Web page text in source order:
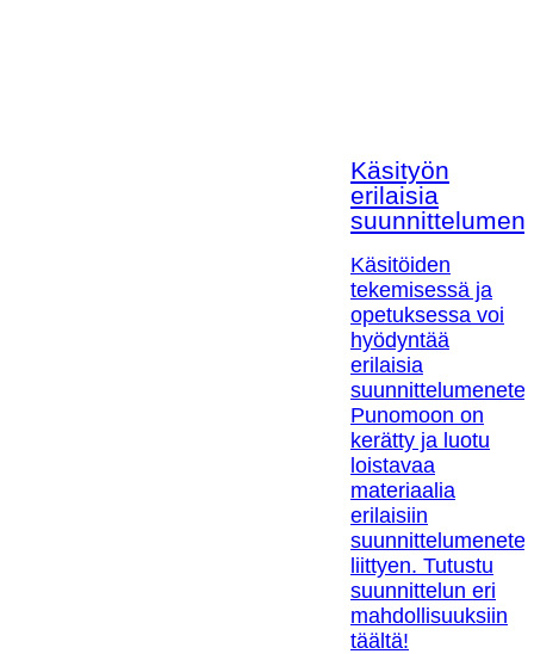
Käsityön
erilaisia
Käsitöiden
tekemisessä ja
opetuksessa voi
hyödyntää
erilaisia
Punomoon on
kerätty ja luotu
loistavaa
materiaalia
erilaisiin
liittyen. Tutustu
suunnittelun eri
mahdollisuuksiin
täältä!